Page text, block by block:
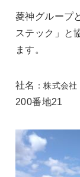
菱神グループ
ステック」と
ます。
社名 ：株式
200番地21